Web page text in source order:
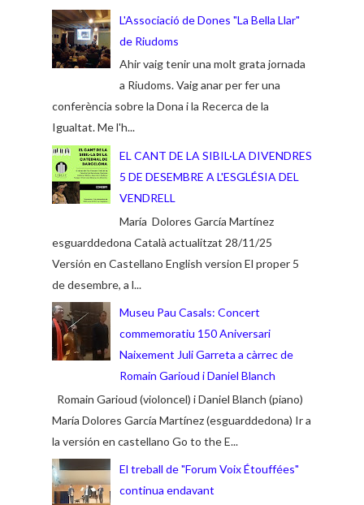
L'Associació de Dones "La Bella Llar"
de Riudoms
Ahir vaig tenir una molt grata jornada
a Riudoms. Vaig anar per fer una
conferència sobre la Dona i la Recerca de la
Igualtat. Me l'h...
EL CANT DE LA SIBIL·LA DIVENDRES
5 DE DESEMBRE A L'ESGLÉSIA DEL
VENDRELL
María Dolores García Martínez
esguarddedona Català actualitzat 28/11/25
Versión en Castellano English version El proper 5
de desembre, a l...
Museu Pau Casals: Concert
commemoratiu 150 Aniversari
Naixement Juli Garreta a càrrec de
Romain Garioud i Daniel Blanch
Romain Garioud (violoncel) i Daniel Blanch (piano)
María Dolores García Martínez (esguarddedona) Ir a
la versión en castellano Go to the E...
El treball de "Forum Voix Étouffées"
continua endavant